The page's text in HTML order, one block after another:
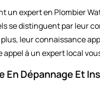
un expert en Plombier
se distinguent par leur
leur connaissance
appel à un expert local
En Dépannage Et